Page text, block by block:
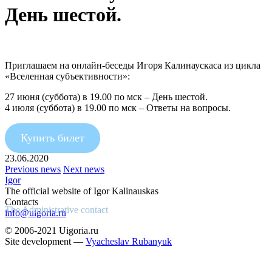
День шестой.
Приглашаем на онлайн-беседы Игоря Калинаускаса из цикла
«Вселенная субъективности»:
27 июня (суббота) в 19.00 по мск – День шестой.
4 июля (суббота) в 19.00 по мск – Ответы на вопросы.
Купить билет
23.06.2020
Previous news Next news
Igor
The official website of Igor Kalinauskas
Contacts
info@uigoria.ru
The Administrative contact
© 2006-2021 Uigoria.ru
Site development — Vyacheslav Rubanyuk